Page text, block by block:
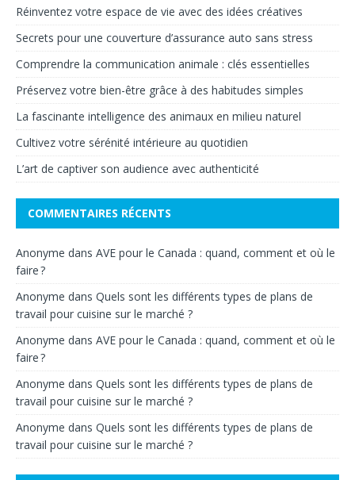
Réinventez votre espace de vie avec des idées créatives
Secrets pour une couverture d’assurance auto sans stress
Comprendre la communication animale : clés essentielles
Préservez votre bien-être grâce à des habitudes simples
La fascinante intelligence des animaux en milieu naturel
Cultivez votre sérénité intérieure au quotidien
L’art de captiver son audience avec authenticité
COMMENTAIRES RÉCENTS
Anonyme dans AVE pour le Canada : quand, comment et où le
faire ?
Anonyme dans Quels sont les différents types de plans de
travail pour cuisine sur le marché ?
Anonyme dans AVE pour le Canada : quand, comment et où le
faire ?
Anonyme dans Quels sont les différents types de plans de
travail pour cuisine sur le marché ?
Anonyme dans Quels sont les différents types de plans de
travail pour cuisine sur le marché ?